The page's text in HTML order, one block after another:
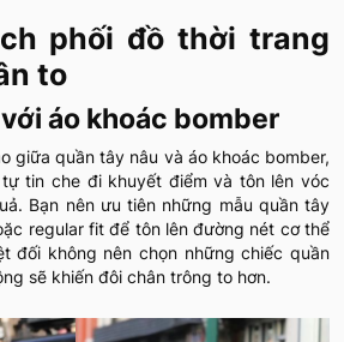
phối đồ thời trang
to
áo khoác bomber
giữa quần tây nâu và áo khoác bomber,
tin che đi khuyết điểm và tôn lên vóc
Bạn nên ưu tiên những mẫu quần tây
regular fit để tôn lên đường nét cơ thể
đối không nên chọn những chiếc quần
sẽ khiến đôi chân trông to hơn.